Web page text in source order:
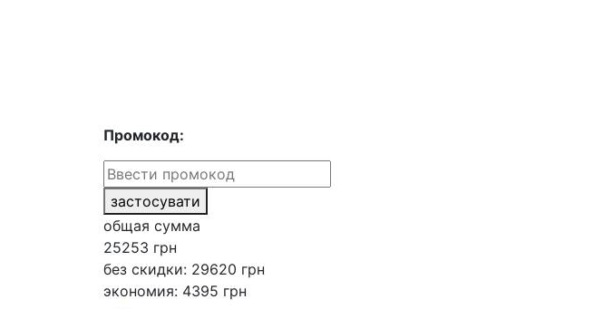
Промокод:
застосувати
общая сумма
25253 грн
без скидки: 29620 грн
экономия: 4395 грн